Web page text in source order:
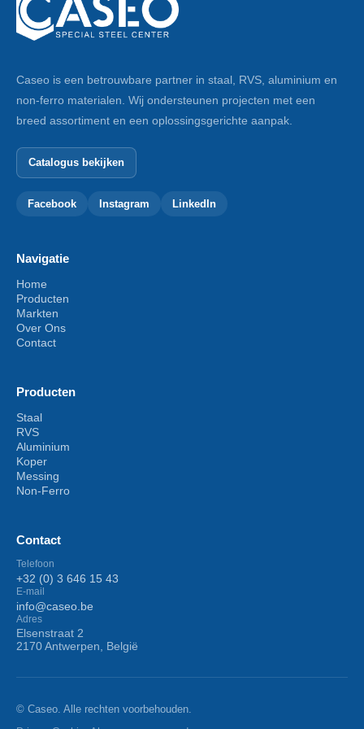
Caseo is een betrouwbare partner in staal, RVS, aluminium en
non-ferro materialen. Wij ondersteunen projecten met een
breed assortiment en een oplossingsgerichte aanpak.
Catalogus bekijken
Facebook Instagram LinkedIn
Navigatie
Home
Producten
Markten
Over Ons
Contact
Producten
Staal
RVS
Aluminium
Koper
Messing
Non-Ferro
Contact
Telefoon
+32 (0) 3 646 15 43
E-mail
info@caseo.be
Adres
Elsenstraat 2
2170 Antwerpen, België
© Caseo. Alle rechten voorbehouden.